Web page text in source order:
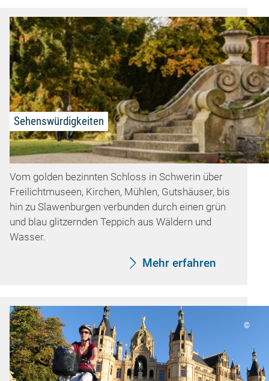
Sehenswürdigkeiten
Vom golden bezinnten Schloss in Schwerin über
Freilichtmuseen, Kirchen, Mühlen, Gutshäuser, bis
hin zu Slawenburgen verbunden durch einen grün
und blau glitzernden Teppich aus Wäldern und
Wasser.
Mehr erfahren
©